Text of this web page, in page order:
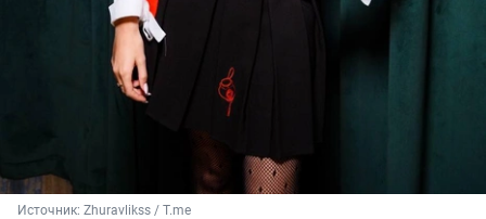
Источник: Zhuravlikss / T.me